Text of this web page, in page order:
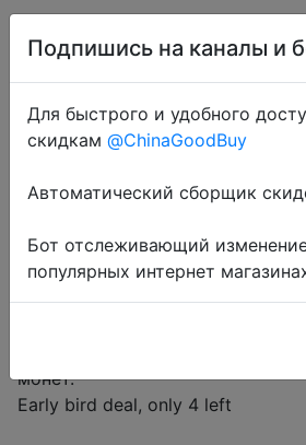
$7.89
EarlyBirds
Перейти в
Знижка монетками 7 Coins у
монет.
Early bird deal, only 4 left
Подпишись на каналы и
Для быстрого и удобного
скидкам @ChinaGoodBuy
Автоматический сборщик
Бот отслеживающий
популярных интернет